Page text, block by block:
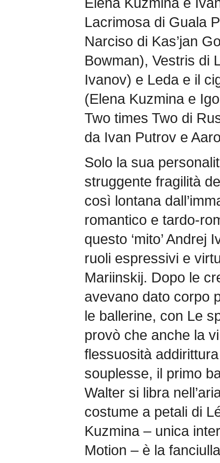
Lacrimosa di Guala
Narciso di Kas’jan
Bowman), Vestris di
Ivanov) e Leda e il
(Elena Kuzmina e
Two times Two di
da Ivan Putrov e
Solo la sua
struggente fragilità
così lontana
romantico e tardo-
questo ‘mito’ Andrej
ruoli espressivi e
Mariinskij. Dopo le
avevano dato corpo
le ballerine, con Le
provò che anche la
flessuosità
souplesse, il primo
Walter si libra
costume a petali di
Kuzmina – unica
Motion – è la